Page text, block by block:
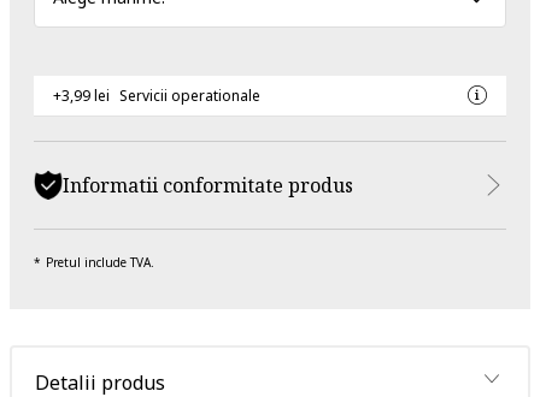
+3,99 lei Servicii operationale
Informatii conformitate produs
Pretul include TVA.
Detalii produs